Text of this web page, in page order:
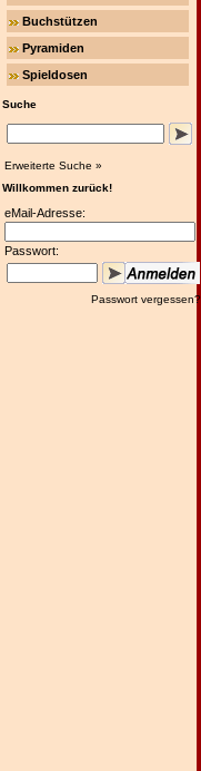
Buchstützen
Pyramiden
Spieldosen
Suche
Erweiterte Suche »
Willkommen zurück!
eMail-Adresse:
Passwort:
Passwort vergessen?